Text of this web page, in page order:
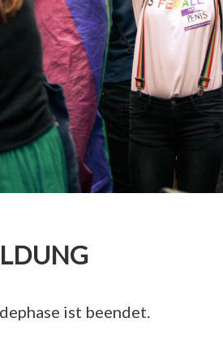
ist beendet.